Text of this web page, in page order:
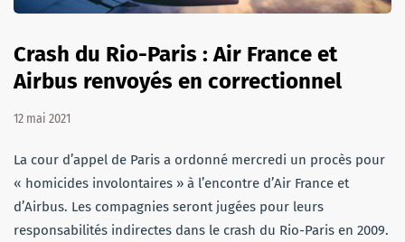
Crash du Rio-Paris : Air France et
Airbus renvoyés en correctionnel
12 mai 2021
La cour d’appel de Paris a ordonné mercredi un procès pour
« homicides involontaires » à l’encontre d’Air France et
d’Airbus. Les compagnies seront jugées pour leurs
responsabilités indirectes dans le crash du Rio-Paris en 2009.